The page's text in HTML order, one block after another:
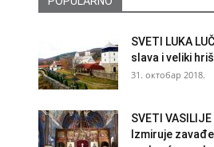
SVETI LUKA
slava i veliki
31. октобар 2018.
SVETI
Izmiruje